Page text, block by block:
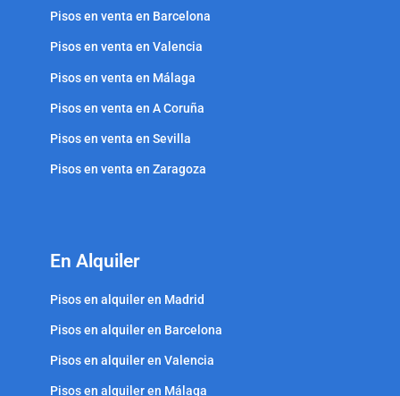
Pisos en venta en Barcelona
Pisos en venta en Valencia
Pisos en venta en Málaga
Pisos en venta en A Coruña
Pisos en venta en Sevilla
Pisos en venta en Zaragoza
En Alquiler
Pisos en alquiler en Madrid
Pisos en alquiler en Barcelona
Pisos en alquiler en Valencia
Pisos en alquiler en Málaga